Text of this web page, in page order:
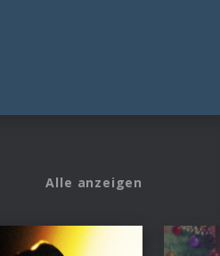
Alle anzeigen